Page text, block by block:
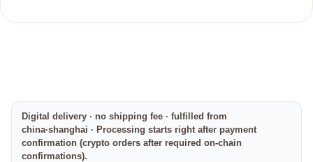
Digital delivery · no shipping fee · fulfilled from
china·shanghai · Processing starts right after payment
confirmation (crypto orders after required on-chain
confirmations).